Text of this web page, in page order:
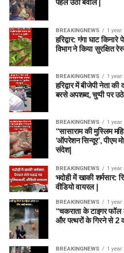
पहले उठा बवाल |
BREAKINGNEWS 1 year
हरिद्वार: गंगा घाट
विभाग ने किया सुरक्षित
BREAKINGNEWS 1 year
हरिद्वार में बीजेपी नेता
बरसे अपशब्द, चुप्पी पर
BREAKINGNEWS 1 year
“सासाराम की मुस्लिम
‘ऑपरेशन सिन्दूर’, पीएम
संदेश|
BREAKINGNEWS 1 year
भदोही में खाकी शर्मसार:
वीडियो वायरल |
BREAKINGNEWS 1 year
“चकराता के टाइगर
और पत्थरों के गिरने से 2
BREAKINGNEWS 1 year